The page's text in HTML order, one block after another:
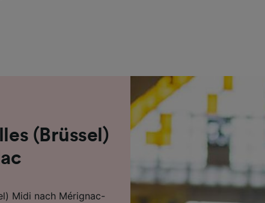
(Brüssel)
Midi nach Mérignac-